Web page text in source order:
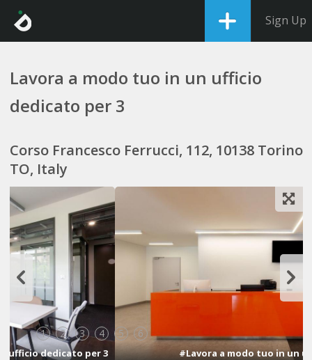
Sign Up
Lavora a modo tuo in un ufficio
dedicato per 3
Corso Francesco Ferrucci, 112, 10138 Torino
TO, Italy
1 2 3 4 5 6
#Lavora a modo tuo in un ufficio dedicato per 3